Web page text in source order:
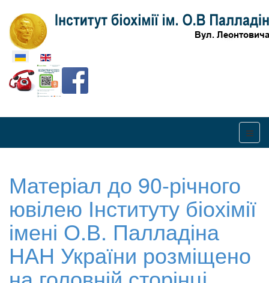
Оберіть свою мову
Матеріал до 90-річного
ювілею Інституту біохімії
імені О.В. Палладіна
НАН України розміщено